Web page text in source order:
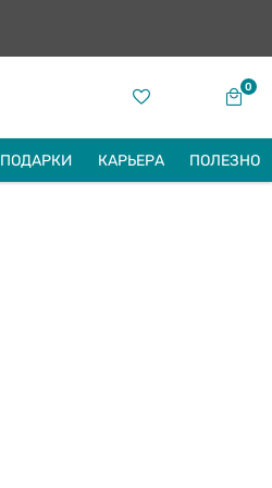
0
ПОДАРКИ КАРЬЕРА ПОЛЕЗНО